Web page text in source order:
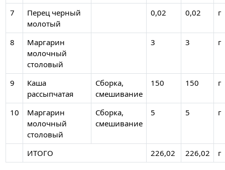
7
Перец черный
молотый
0,02 0,02 г
8
Маргарин
молочный
столовый
3 3 г
9
Каша
рассыпчатая
Сборка,
смешивание
150 150 г
10
Маргарин
молочный
столовый
Сборка,
смешивание
5 5 г
ИТОГО 226,02 226,02 г